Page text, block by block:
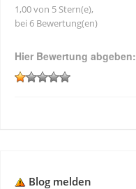
1,00 von 5 Stern(e),
bei 6 Bewertung(en)
Hier Bewertung abgeben:
Blog melden